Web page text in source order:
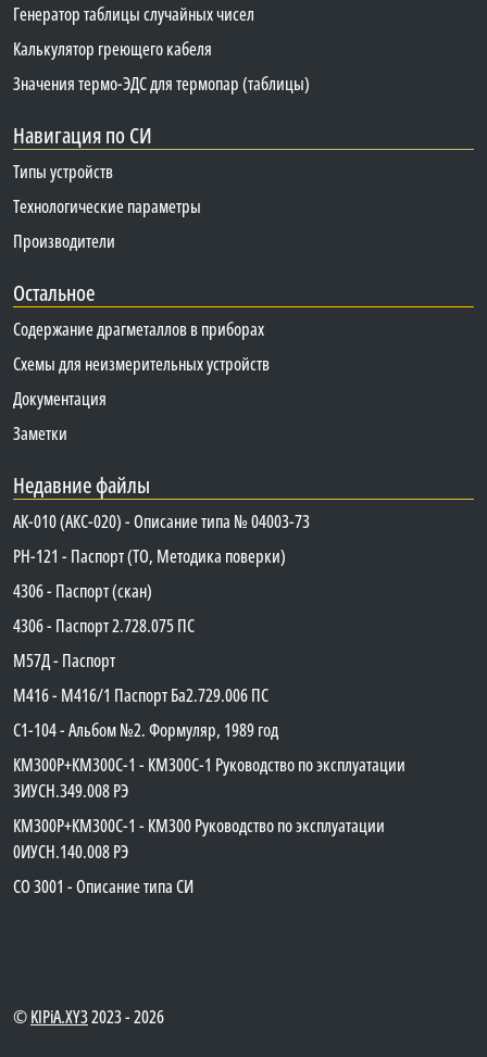
Генератор таблицы случайных чисел
Калькулятор греющего кабеля
Значения термо-ЭДС для термопар (таблицы)
Навигация по СИ
Типы устройств
Технологические параметры
Производители
Остальное
Содержание драгметаллов в приборах
Схемы для неизмерительных устройств
Документация
Заметки
Недавние файлы
АК-010 (АКС-020) - Описание типа № 04003-73
PH-121 - Паспорт (ТО, Методика поверки)
4306 - Паспорт (скан)
4306 - Паспорт 2.728.075 ПС
М57Д - Паспорт
М416 - М416/1 Паспорт Ба2.729.006 ПС
C1-104 - Альбом №2. Формуляр, 1989 год
КМ300Р+КМ300С-1 - КМ300C-1 Руководство по эксплуатации
3ИУСН.349.008 РЭ
КМ300Р+КМ300С-1 - КМ300 Руководство по эксплуатации
0ИУСН.140.008 РЭ
СО 3001 - Описание типа СИ
©KIPiA.XY32023 - 2026